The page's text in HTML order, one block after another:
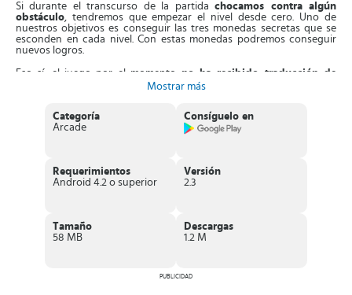
Si durante el transcurso de la partidachocamos contra algún
obstáculo, tendremos que empezar el nivel desde cero. Uno de
nuestros objetivos es conseguir las tres monedas secretas que se
esconden en cada nivel. Con estas monedas podremos conseguir
nuevos logros.
Eso sí, el juego por el momento no ha recibido traducción de
. Eso significa que estará disponible sólo en inglés. Aunque
cogeremos el significado de los distintos avisos que nos aparecerán
en pantalla.
Dash
Puedes desbloquear nuevos iconos y colores para personalizar
tus personajes
Mostrar más
Categoría
Arcade
Consíguelo en
Requerimientos
Android 4.2 o superior
Versión
2.3
Tamaño
58 MB
Descargas
1.2 M
PUBLICIDAD